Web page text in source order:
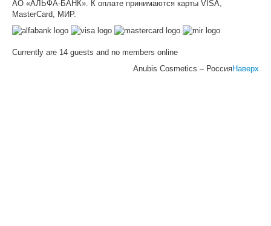
АО «АЛЬФА-БАНК». К оплате принимаются карты VISA,
MasterCard, МИР.
Currently are 14 guests and no members online
Наверх
Anubis Cosmetics – Россия